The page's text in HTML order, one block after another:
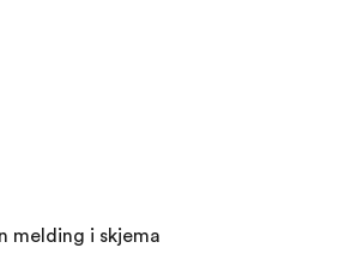
melding i skjema